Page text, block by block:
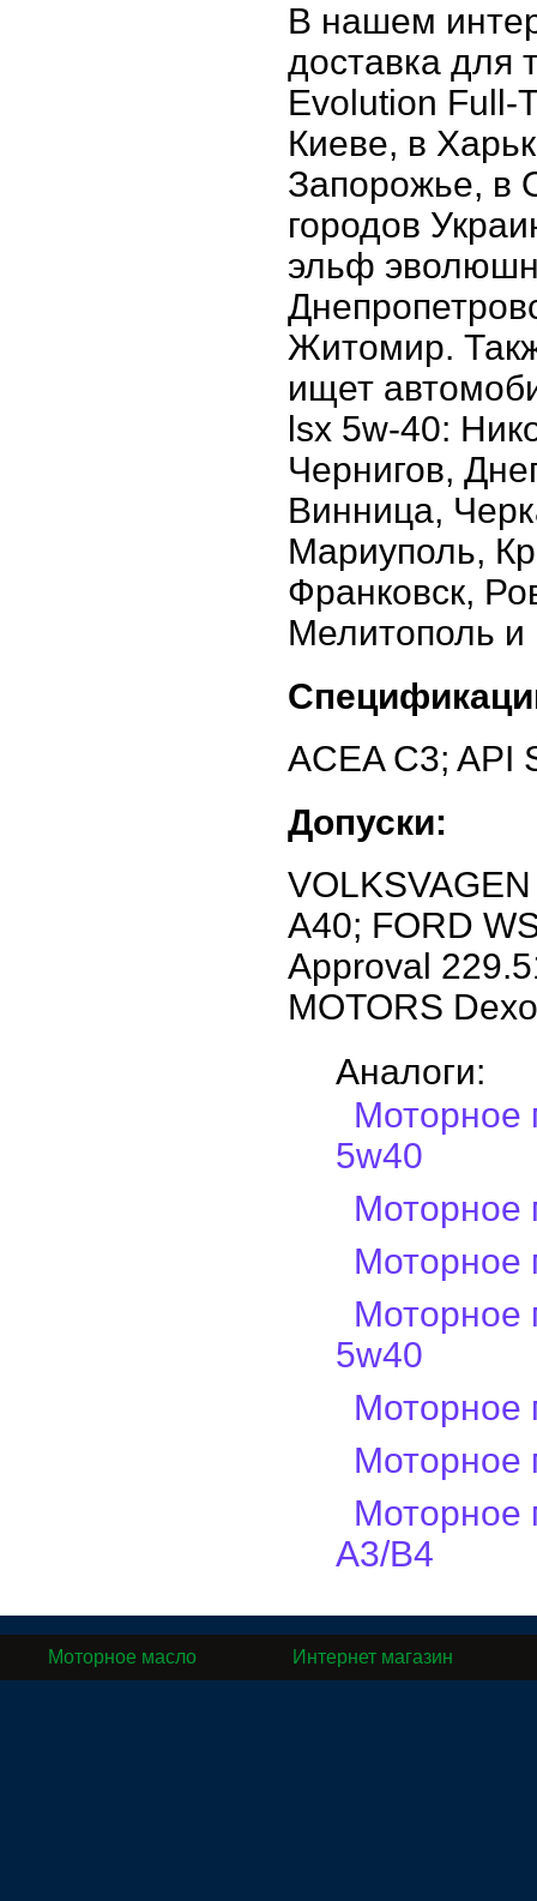
В нашем
доставка для
Evolution Full-
Киеве, в
Запорожье, в
городов
эльф эволюшн
Житомир.
ищет
lsx 5w-40:
Чернигов,
Винница,
Мариуполь,
Франковск,
Мелитополь и
ACEA C3; API
Допуски:
A40; FORD
Approval
MOTORS
Аналоги:
Моторное
5w40
Моторное
Моторное
Моторное
5w40
Моторное
Моторное
Моторное
A3/B4
Моторное масло Интернет магазин